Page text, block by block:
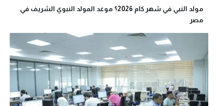
مولد النبي في شهر كام 2026؟ موعد المولد النبوي الشريف في
مصر